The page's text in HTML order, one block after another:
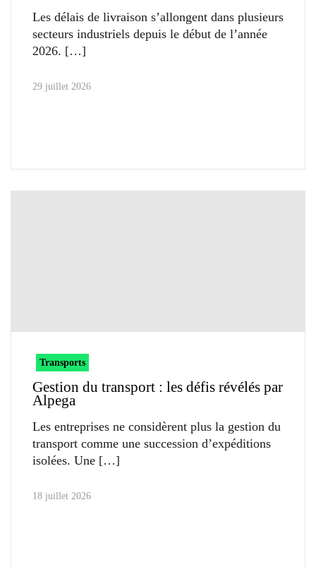
Les délais de livraison s’allongent dans plusieurs
secteurs industriels depuis le début de l’année
2026.
29 juillet 2026
Transports
Gestion du transport : les défis révélés par
Alpega
Les entreprises ne considèrent plus la gestion du
transport comme une succession d’expéditions
isolées. Une
18 juillet 2026